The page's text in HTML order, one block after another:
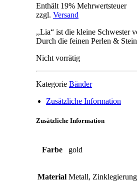
Enthält 19% Mehrwertsteuer
zzgl. Versand
,,Lia“ ist die kleine Schwester
Durch die feinen Perlen &
Nicht vorrätig
Kategorie Bänder
Zusätzliche Information
Zusätzliche Information
Farbe gold
Material Metall,